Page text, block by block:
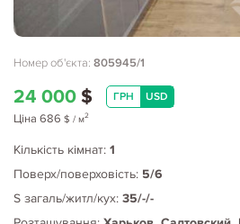
Номер об'єкта: 805945/1
24 000 $ ГРН USD
Ціна 686 $ / м2
Кількість кімнат: 1
Поверх/поверховість: 5/6
S загаль/житл/кух: 35/-/-